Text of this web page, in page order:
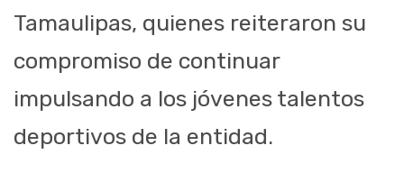
Tamaulipas, quienes reiteraron su
compromiso de continuar
impulsando a los jóvenes talentos
deportivos de la entidad.